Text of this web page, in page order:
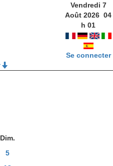
Vendredi 7
Août 2026 04
h01
Se connecter
Dim.
5